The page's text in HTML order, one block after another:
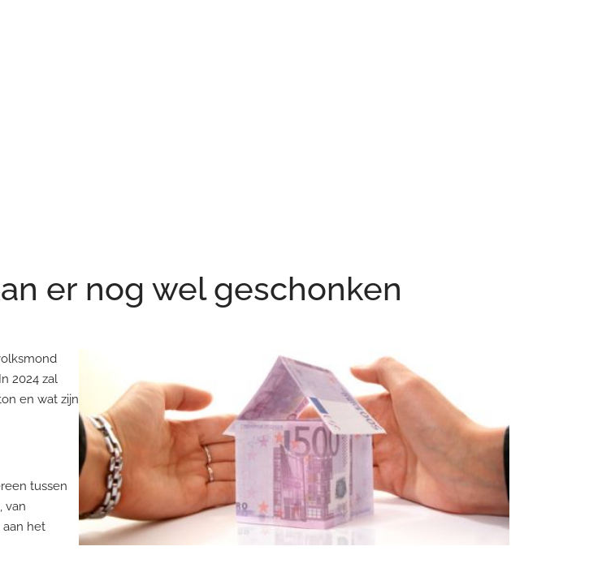
er nog wel geschonken
2024 zal
en wat zijn
tussen
van
het